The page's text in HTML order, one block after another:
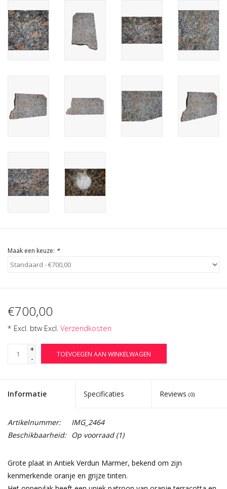
Login
Cadeau Bonnen
Maak een keuze: *
€700,00
* Excl. btw Excl. Verzendkosten
+
-
TOEVOEGEN AAN WINKELWAGEN
Informatie Specificaties Reviews (0)
Artikelnummer:
IMG_2464
Beschikbaarheid: Op voorraad(1)
Grote plaat in Antiek Verdun Marmer, bekend om zijn
kenmerkende oranje en grijze tinten.